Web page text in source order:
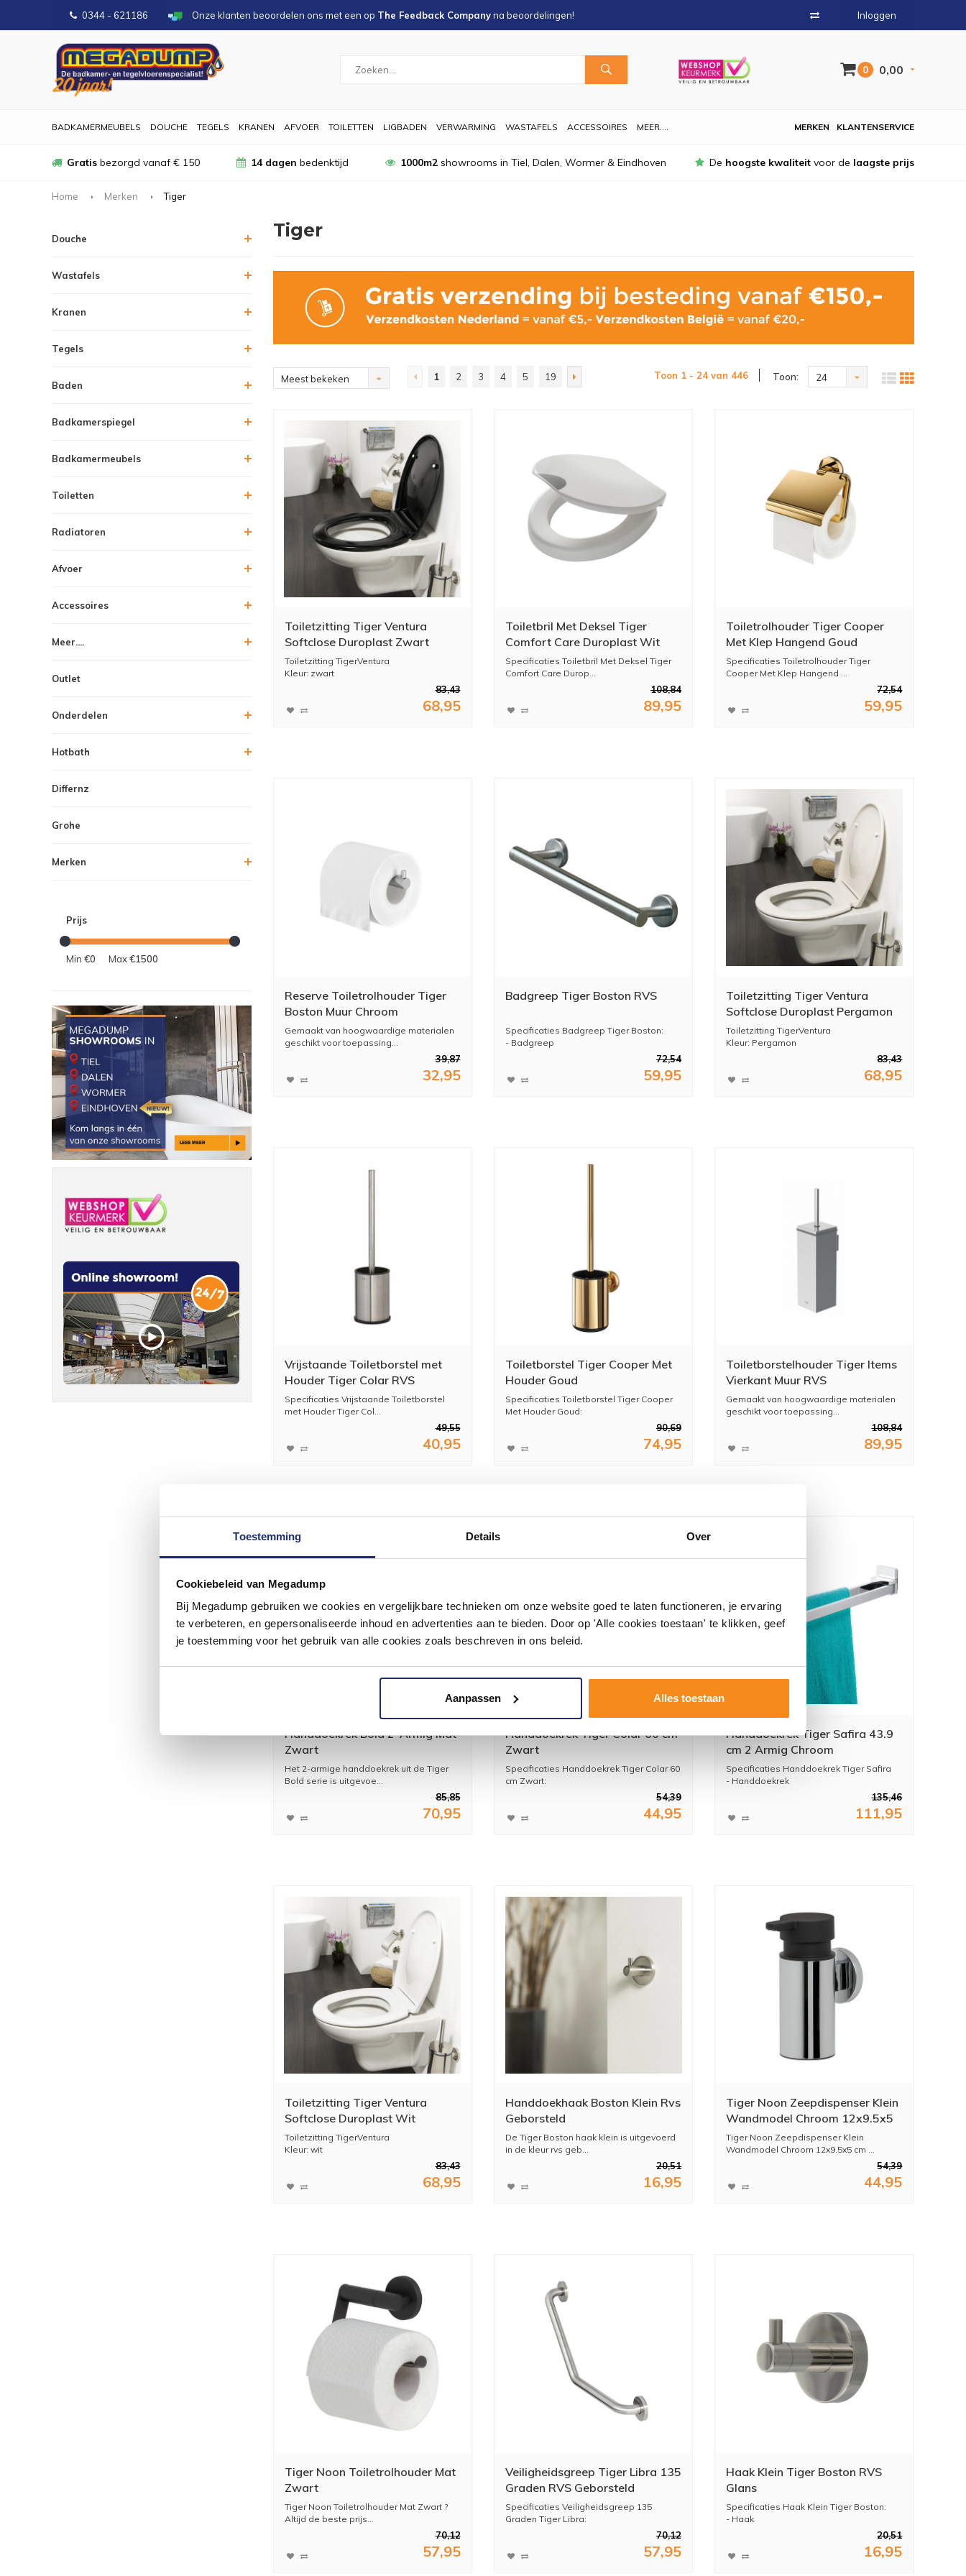
Toestemming Details Over
Cookiebeleid van Megadump
Bij Megadump gebruiken we cookies en vergelijkbare technieken om onze website goed te laten functioneren, je ervaring
te verbeteren, en gepersonaliseerde inhoud en advertenties aan te bieden. Door op 'Alle cookies toestaan' te klikken, geef
je toestemming voor het gebruik van alle cookies zoals beschreven in ons beleid.
Aanpassen Alles toestaan
0344 - 621186 Onze klanten beoordelen ons met een op The Feedback Companyna beoordelingen! Inloggen
0 0,00
BADKAMERMEUBELS DOUCHE TEGELS KRANEN AFVOER TOILETTEN LIGBADEN VERWARMING WASTAFELS ACCESSOIRES MEER.... KLANTENSERVICE
MERKEN
Gratis bezorgd vanaf € 150 14 dagen bedenktijd 1000m2showrooms in Tiel, Dalen, Wormer & Eindhoven De hoogste kwaliteit voor de laagste prijs
Home Merken Tiger
Douche
Wastafels
Kranen
Tegels
Baden
Badkamerspiegel
Badkamermeubels
Toiletten
Radiatoren
Afvoer
Accessoires
Meer....
Outlet
Onderdelen
Hotbath
Differnz
Grohe
Merken
Prijs
Min €0 Max€1500
Tiger
Meest bekeken 1 2 3 4 5 19 Toon 1 - 24 van 446 Toon: 24
Toiletzitting Tiger Ventura
Softclose Duroplast Zwart
Toiletzitting TigerVentura
Kleur: zwart
83,43
68,95
Toiletbril Met Deksel Tiger
Comfort Care Duroplast Wit
Specificaties Toiletbril Met Deksel Tiger
Comfort Care Durop...
108,84
89,95
Toiletrolhouder Tiger Cooper
Met Klep Hangend Goud
Specificaties Toiletrolhouder Tiger
Cooper Met Klep Hangend ...
72,54
59,95
Reserve Toiletrolhouder Tiger
Boston Muur Chroom
Gemaakt van hoogwaardige materialen
geschikt voor toepassing...
39,87
32,95
Badgreep Tiger Boston RVS
Specificaties Badgreep Tiger Boston:
- Badgreep
72,54
59,95
Toiletzitting Tiger Ventura
Softclose Duroplast Pergamon
Toiletzitting TigerVentura
Kleur: Pergamon
83,43
68,95
Vrijstaande Toiletborstel met
Houder Tiger Colar RVS
Geborsteld
Specificaties Vrijstaande Toiletborstel
met Houder Tiger Col...
49,55
40,95
Toiletborstel Tiger Cooper Met
Houder Goud
Specificaties Toiletborstel Tiger Cooper
Met Houder Goud:
90,69
74,95
Toiletborstelhouder Tiger Items
Vierkant Muur RVS
Gemaakt van hoogwaardige materialen
geschikt voor toepassing...
108,84
89,95
Handdoekrek Bold 2-Armig Mat
Zwart
Het 2-armige handdoekrek uit de Tiger
Bold serie is uitgevoe...
85,85
70,95
Handdoekrek Tiger Colar 60 cm
Zwart
Specificaties Handdoekrek Tiger Colar 60
cm Zwart:
* Ho...
54,39
44,95
Handdoekrek Tiger Safira 43.9
cm 2 Armig Chroom
Specificaties Handdoekrek Tiger Safira
- Handdoekrek
135,46
111,95
Toiletzitting Tiger Ventura
Softclose Duroplast Wit
Toiletzitting TigerVentura
Kleur: wit
83,43
68,95
Handdoekhaak Boston Klein Rvs
Geborsteld
De Tiger Boston haak klein is uitgevoerd
in de kleur rvs geb...
20,51
16,95
Tiger Noon Zeepdispenser Klein
Wandmodel Chroom 12x9.5x5
cm
Tiger Noon Zeepdispenser Klein
Wandmodel Chroom 12x9.5x5 cm ...
54,39
44,95
Tiger Noon Toiletrolhouder Mat
Zwart
Tiger Noon Toiletrolhouder Mat Zwart ?
Altijd de beste prijs...
70,12
57,95
Veiligheidsgreep Tiger Libra 135
Graden RVS Geborsteld
Specificaties Veiligheidsgreep 135
Graden Tiger Libra:
70,12
57,95
Haak Klein Tiger Boston RVS
Glans
Specificaties Haak Klein Tiger Boston:
- Haak
20,51
16,95